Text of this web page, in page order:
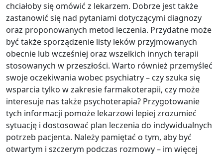
chciałoby się omówić z lekarzem. Dobrze jest także
zastanowić się nad pytaniami dotyczącymi diagnozy
oraz proponowanych metod leczenia. Przydatne może
być także sporządzenie listy leków przyjmowanych
obecnie lub wcześniej oraz wszelkich innych terapii
stosowanych w przeszłości. Warto również przemyśleć
swoje oczekiwania wobec psychiatry – czy szuka się
wsparcia tylko w zakresie farmakoterapii, czy może
interesuje nas także psychoterapia? Przygotowanie
tych informacji pomoże lekarzowi lepiej zrozumieć
sytuację i dostosować plan leczenia do indywidualnych
potrzeb pacjenta. Należy pamiętać o tym, aby być
otwartym i szczerym podczas rozmowy – im więcej